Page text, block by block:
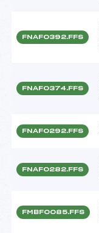
FNAF0392.FFS
FNAF0374.FFS
FNAF0292.FFS
FNAF0282.FFS
FMBF0085.FFS